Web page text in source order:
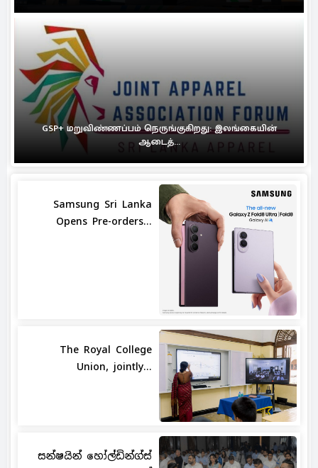
GSP+ மறுவிண்ணப்பம் நெருங்குகிறது: இலங்கையின்
ஆடைத்...
Samsung Sri Lanka
Opens Pre-orders...
The Royal College
Union, jointly...
සන්ෂයින් හෝල්ඩින්ග්ස්